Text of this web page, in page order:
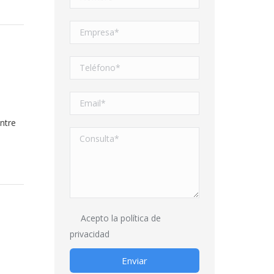
Acepto la política de
privacidad